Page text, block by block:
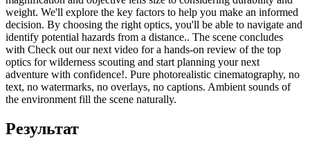
weight. We'll explore the key factors to help you make an informed
decision. By choosing the right optics, you'll be able to navigate and
identify potential hazards from a distance.. The scene concludes
with Check out our next video for a hands-on review of the top
optics for wilderness scouting and start planning your next
adventure with confidence!. Pure photorealistic cinematography, no
text, no watermarks, no overlays, no captions. Ambient sounds of
the environment fill the scene naturally.
Результат